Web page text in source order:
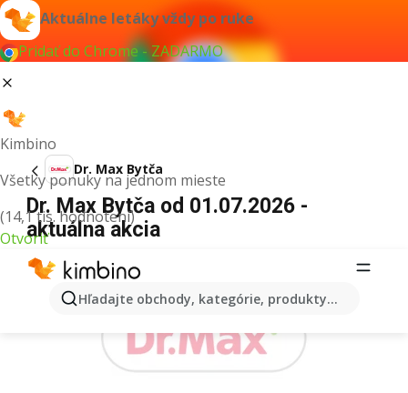
Aktuálne letáky vždy po ruke
Pridať do Chrome - ZADARMO
Kimbino
Všetky ponuky na jednom mieste
(14,1 tis. hodnotení)
Otvoriť
Hľadajte obchody, kategórie, produkty...
Dr. Max Bytča
Dr. Max Bytča od 01.07.2026 -
aktuálna akcia